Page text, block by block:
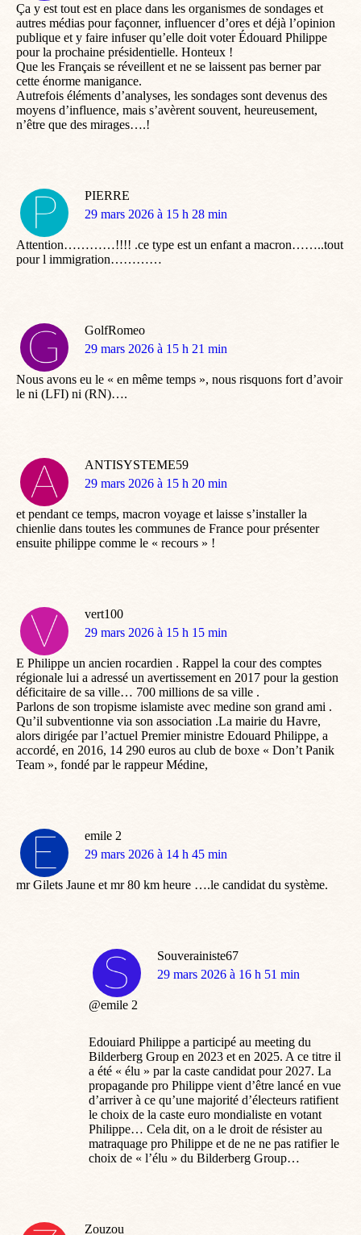
Ça y est tout est en place dans les organismes de sondages et
autres médias pour façonner, influencer d’ores et déjà l’opinion
publique et y faire infuser qu’elle doit voter Édouard Philippe
pour la prochaine présidentielle. Honteux !
Que les Français se réveillent et ne se laissent pas berner par
cette énorme manigance.
Autrefois éléments d’analyses, les sondages sont devenus des
moyens d’influence, mais s’avèrent souvent, heureusement,
n’être que des mirages….!
PIERRE
dit
29 mars 2026 à 15 h 28 min
Attention…………!!!! .ce type est un enfant a macron……..tout
pour l immigration…………
GolfRomeo
dit
29 mars 2026 à 15 h 21 min
Nous avons eu le « en même temps », nous risquons fort d’avoir
le ni (LFI) ni (RN)….
ANTISYSTEME59
dit
29 mars 2026 à 15 h 20 min
et pendant ce temps, macron voyage et laisse s’installer la
chienlie dans toutes les communes de France pour présenter
ensuite philippe comme le « recours » !
vert100
dit
29 mars 2026 à 15 h 15 min
E Philippe un ancien rocardien . Rappel la cour des comptes
régionale lui a adressé un avertissement en 2017 pour la gestion
déficitaire de sa ville… 700 millions de sa ville .
Parlons de son tropisme islamiste avec medine son grand ami .
Qu’il subventionne via son association .La mairie du Havre,
alors dirigée par l’actuel Premier ministre Edouard Philippe, a
accordé, en 2016, 14 290 euros au club de boxe « Don’t Panik
Team », fondé par le rappeur Médine,
emile 2
dit
29 mars 2026 à 14 h 45 min
mr Gilets Jaune et mr 80 km heure ….le candidat du système.
Souverainiste67
dit
29 mars 2026 à 16 h 51 min
@emile 2
Edouiard Philippe a participé au meeting du
Bilderberg Group en 2023 et en 2025. A ce titre il
a été « élu » par la caste candidat pour 2027. La
propagande pro Philippe vient d’être lancé en vue
d’arriver à ce qu’une majorité d’électeurs ratifient
le choix de la caste euro mondialiste en votant
Philippe… Cela dit, on a le droit de résister au
matraquage pro Philippe et de ne ne pas ratifier le
choix de « l’élu » du Bilderberg Group…
Zouzou